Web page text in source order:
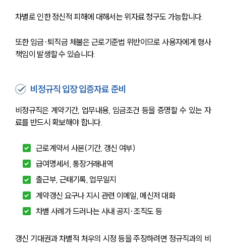
차별로 인한 정신적 피해에 대해서는 위자료 청구도 가능합니다.
또한 임금·퇴직금 체불은 근로기준법 위반이므로 사용자에게 형사
책임이 발생할 수 있습니다.
비정규직 입장 입증자료 준비
비정규직은 계약기간, 업무내용, 임금조건 등을 증명할 수 있는 자
료를 반드시 확보해야 합니다.
근로계약서 사본(기간, 갱신 여부)
급여명세서, 통장거래내역
출근부, 근태기록, 업무일지
계약갱신 요구나 지시 관련 이메일, 메신저 대화
차별 사례가 드러나는 사내 공지·조직도 등
갱신 기대권과 차별적 처우의 시정 등을 주장하려면 정규직과의 비